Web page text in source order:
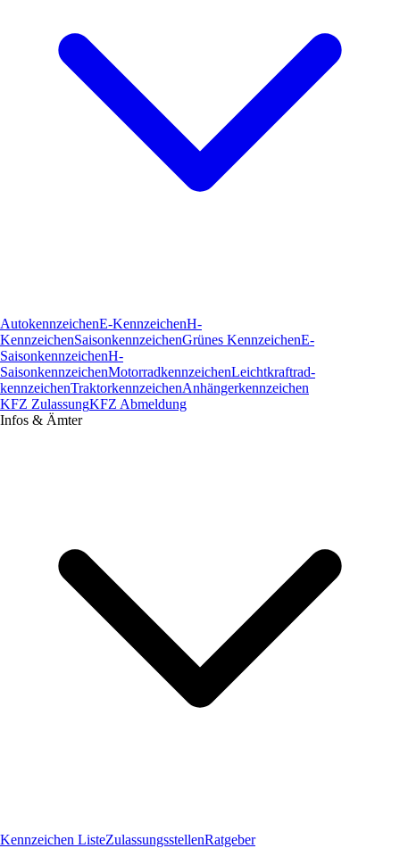
AutokennzeichenE-KennzeichenH-
KennzeichenSaisonkennzeichenGrünes KennzeichenE-
SaisonkennzeichenH-
SaisonkennzeichenMotorradkennzeichenLeichtkraftrad­
kennzeichenTraktorkennzeichenAnhängerkennzeichen
KFZ ZulassungKFZ Abmeldung
Infos & Ämter
Kennzeichen ListeZulassungsstellenRatgeber